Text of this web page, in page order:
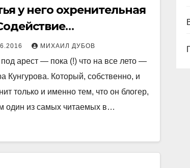
у него охренительная
МИХАИЛ ДУБОВ
арест — пока (!) что на все лето —
Кунгурова. Который, собственно, и
только и именно тем, что он блогер,
один из самых читаемых в…